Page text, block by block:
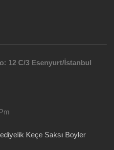
12 C/3 Esenyurt/İstanbul
Keçe Saksı Boyler